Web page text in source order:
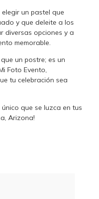
un pastel que
y que deleite a los
diversas opciones y a
memorable.
un postre; es un
Foto Evento,
tu celebración sea
que se luzca en tus
Arizona!